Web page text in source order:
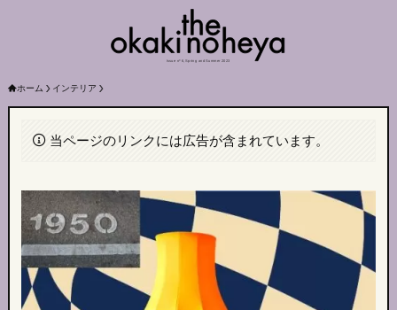
Issue nº 6, Spring and Summer 2023
ホーム インテリア
当ページのリンクには広告が含まれています。